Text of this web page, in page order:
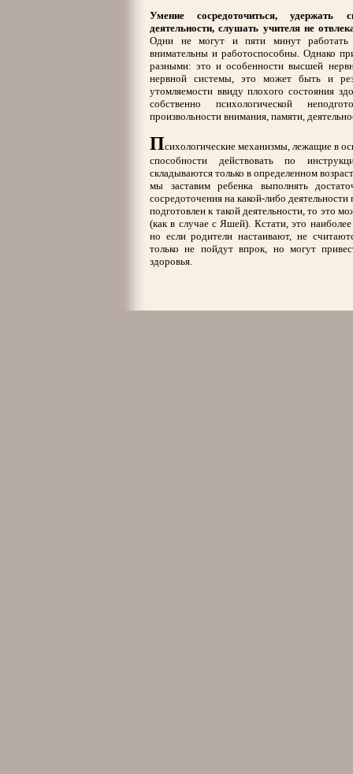
Умение сосредоточиться, удержать
деятельности, слушать учителя не
Одни не могут и пяти минут работать
внимательны и работоспособны. Однако
разными: это и особенности высшей
нервной системы, это может быть и
утомляемости ввиду плохого состояния
собственно психологической
произвольности внимания, памяти,
Психологические механизмы, лежащие в
способности действовать по
складываются только в определенном
мы заставим ребенка выполнять
сосредоточения на какой-либо
подготовлен к такой деятельности, то это
(как в случае с Яшей). Кстати, это
но если родители настаивают, не
только не пойдут впрок, но могут
здоровья.